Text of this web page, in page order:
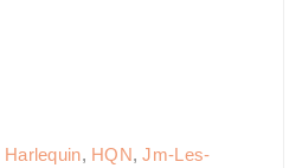
Harlequin, HQN,Jm-Les-